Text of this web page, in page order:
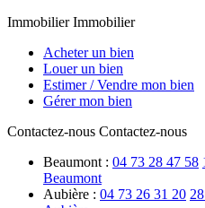
Immobilier Immobilier
Acheter un bien
Louer un bien
Estimer / Vendre mon bien
Gérer mon bien
Contactez-nous Contactez-nous
Beaumont : 04 73 28 47 58
Beaumont
Aubière : 04 73 26 31 20